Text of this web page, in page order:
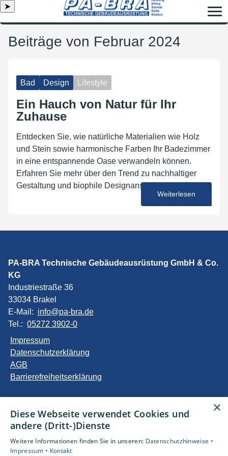
➤
Beiträge von Februar 2024
Bad Design Lifestyle
Ein Hauch von Natur für Ihr
Zuhause
Entdecken Sie, wie natürliche Materialien wie Holz
und Stein sowie harmonische Farben Ihr Badezimmer
in eine entspannende Oase verwandeln können.
Erfahren Sie mehr über den Trend zu nachhaltiger
Gestaltung und biophile Designansätze.
Weiterlesen
PA-BRA Technische Gebäudeausrüstung GmbH & Co.
KG
Industriestraße 36
33034 Brakel
E-Mail: info@pa-bra.de
Tel.: 05272 3902-0
Impressum
Datenschutzerklärung
AGB
Barrierefreiheitserklärung
Privatkunden
Gewerbekunden
Karriere
Unternehmen
×
Diese Webseite verwendet Cookies und
andere (Dritt-)Dienste
Weitere Informationen finden Sie in unseren: Datenschutzhinweise •
Impressum • Kontakt